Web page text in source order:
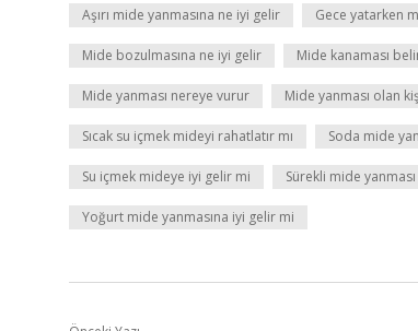
Aşırı mide yanmasına ne iyi gelir Gece yatarken
Mide bozulmasına ne iyi gelir Mide kanaması
Mide yanması nereye vurur Mide yanması olan
Sıcak su içmek mideyi rahatlatır mı Soda mide
Su içmek mideye iyi gelir mi Sürekli mide
Yoğurt mide yanmasına iyi gelir mi